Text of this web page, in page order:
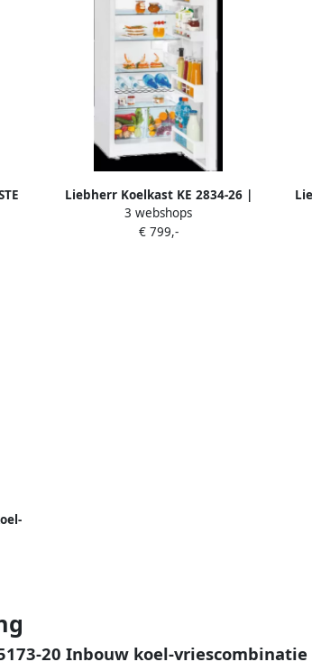
Liebherr Koelkast KE 2834-26 |
Vrijstaande koelkasten |
4016803145776
3 webshops
€ 799,-
20 Inbouw koel-vriescombinatie